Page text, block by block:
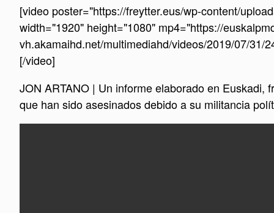
[video poster="https://freytter.eus/wp-content/
width="1920" height="1080" mp4="https://
vh.akamaihd.net/multimediahd/videos/2019/07/31/
[/video]
JON ARTANO | Un informe elaborado en
que han sido asesinados debido a su militancia